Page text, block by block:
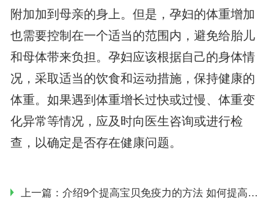
附加加到母亲的身上。但是，孕妇的体重增加
也需要控制在一个适当的范围内，避免给胎儿
和母体带来负担。孕妇应该根据自己的身体情
况，采取适当的饮食和运动措施，保持健康的
体重。如果遇到体重增长过快或过慢、体重变
化异常等情况，应及时向医生咨询或进行检
查，以确定是否存在健康问题。
上一篇： 介绍9个提高宝贝免疫力的方法 如何提高宝宝免疫力